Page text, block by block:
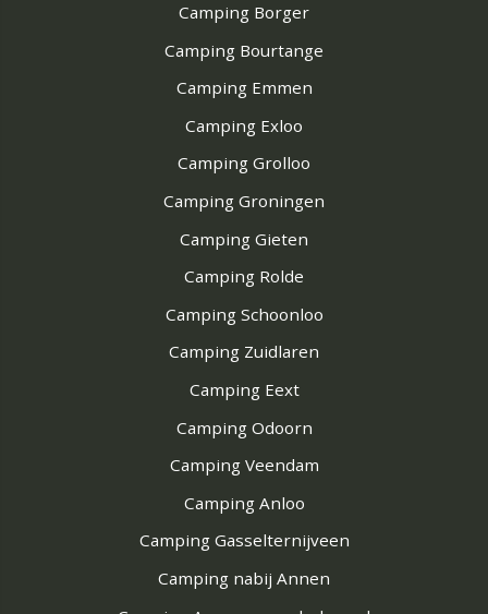
Camping Borger
Camping Bourtange
Camping Emmen
Camping Exloo
Camping Grolloo
Camping Groningen
Camping Gieten
Camping Rolde
Camping Schoonloo
Camping Zuidlaren
Camping Eext
Camping Odoorn
Camping Veendam
Camping Anloo
Camping Gasselternijveen
Camping nabij Annen